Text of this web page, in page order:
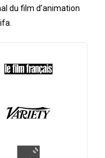
du film d’animation